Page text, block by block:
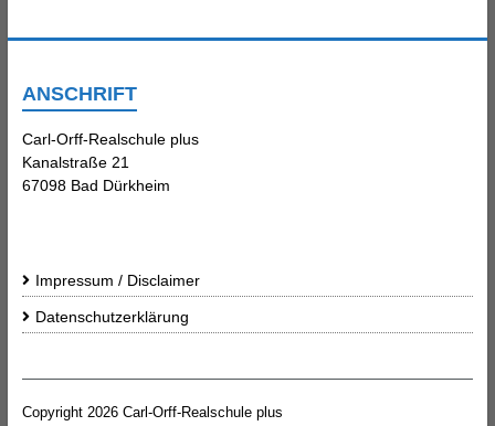
ANSCHRIFT
Carl-Orff-Realschule plus
Kanalstraße 21
67098 Bad Dürkheim
Impressum / Disclaimer
Datenschutzerklärung
Copyright 2026 Carl-Orff-Realschule plus